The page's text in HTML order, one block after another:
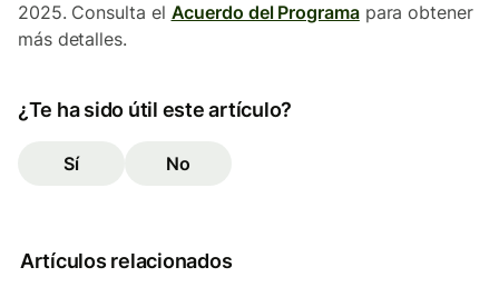
2025. Consulta el Acuerdo del Programapara obtener
más detalles.
¿Te ha sido útil este artículo?
Sí No
Artículos relacionados